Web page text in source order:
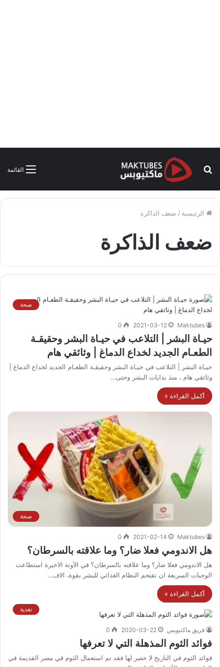
القائمة
بحث
الرئيسية / ضعف الذاكرة
ضعف الذاكرة
صحة
Maktubes
2021-03-12
0
حيـاة البشر | التلاعب في حيـاة البشر وحقيقـة
الطعـام الجديد لخداع الدماغ | وثائقي هام
حيـاة البشر | التلاعب في حيـاة البشر وحقيقـة الطعـام الجديد لخداع الدماغ |
وثائقي هام ، منذ بدايات البشر وحتى…
أكمل القراءة »
صحة
Maktubes
2021-02-14
0
هل الاندومي فعلا ضار؟ وما علاقته بالسرطان؟
هل الاندومي فعلا ضار؟ وما علاقته بالسرطان؟ في الآونة الاخيرة استطاعت
الوجبات السريعة ان تقتحم النظام الغذائي للبشر بقوة، الاف…
أكمل القراءة »
تغذية
فريق ماكتيوبس 2020-03-22
0
فوائد الثوم المذهلة التي لا تعرفها
فوائد الثوم في التاريخ لا حصر لها فقد تم استعمال الثوم في مصر القديمة في